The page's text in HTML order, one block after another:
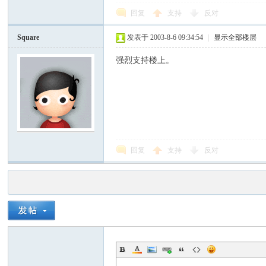
回复 支持 反对
Square 发表于 2003-8-6 09:34:54 显示全部楼层
强烈支持楼上。
回复 支持 反对